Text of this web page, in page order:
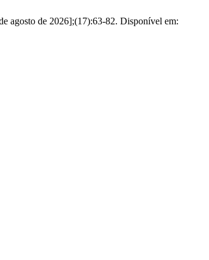
agosto de 2026];(17):63-82. Disponível em: